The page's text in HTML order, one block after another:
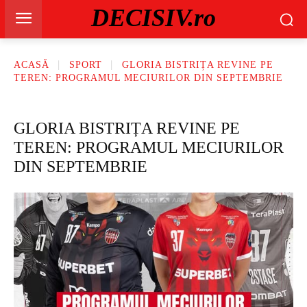
DECISIV.ro
ACASĂ SPORT
GLORIA BISTRIȚA REVINE PE
TEREN: PROGRAMUL MECIURILOR DIN SEPTEMBRIE
GLORIA BISTRIȚA REVINE PE
TEREN: PROGRAMUL MECIURILOR
DIN SEPTEMBRIE